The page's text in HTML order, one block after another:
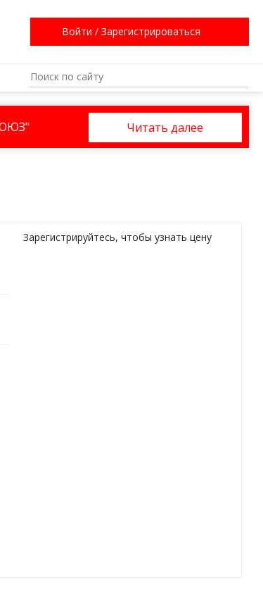
Войти / Зарегистрироваться
Читать далее
Зарегистрируйтесь, чтобы узнать цену